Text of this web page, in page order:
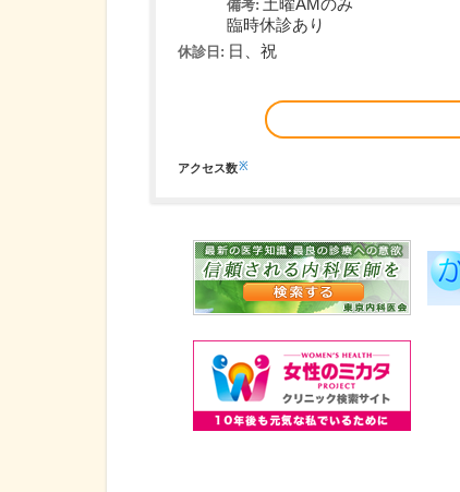
備考: 土曜AMのみ
臨時休診あり
休診日: 日、祝
アクセス数※